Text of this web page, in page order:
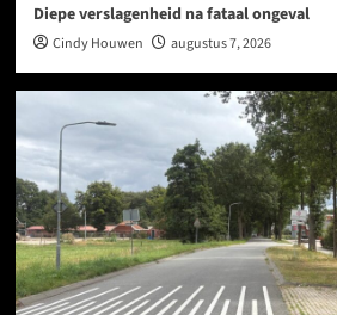
Diepe verslagenheid na fataal ongeval
Cindy Houwen augustus 7, 2026